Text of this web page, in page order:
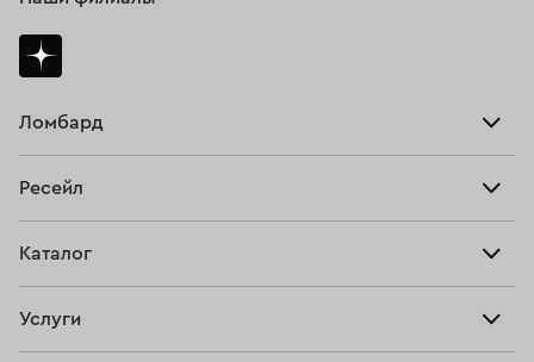
Ломбард
Тарифы
Ресейл
Купить
Каталог
Услуги